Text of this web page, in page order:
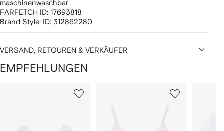
maschinenwaschbar
FARFETCH ID: 17693818
Brand Style-ID: 312862280
VERSAND, RETOUREN & VERKÄUFER
EMPFEHLUNGEN